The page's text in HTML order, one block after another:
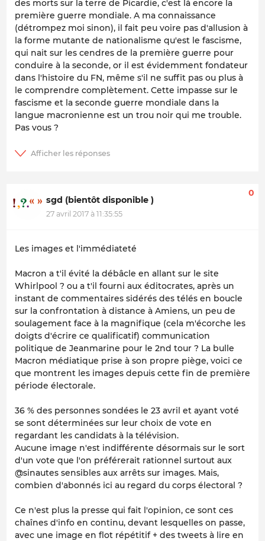
des morts sur la terre de Picardie, c'est là encore la
première guerre mondiale. A ma connaissance
(détrompez moi sinon), il fait peu voire pas d'allusion à
la forme mutante de nationalisme qu'est le fascisme,
qui nait sur les cendres de la première guerre pour
conduire à la seconde, or il est évidemment fondateur
dans l'histoire du FN, même s'il ne suffit pas ou plus à
le comprendre complètement. Cette impasse sur le
fascisme et la seconde guerre mondiale dans la
langue macronienne est un trou noir qui me trouble.
Pas vous ?
sgd (bientôt disponible )
27 avril 2017 à 11:35:55
0
Les images et l'immédiateté
Macron a t'il évité la débâcle en allant sur le site
Whirlpool ? ou a t'il fourni aux éditocrates, après un
instant de commentaires sidérés des télés en boucle
sur la confrontation à distance à Amiens, un peu de
soulagement face à la magnifique (cela m'écorche les
doigts d'écrire ce qualificatif) communication
politique de Jeanmarine pour le 2nd tour ? La bulle
Macron médiatique prise à son propre piège, voici ce
que montrent les images depuis cette fin de première
période électorale.
36 % des personnes sondées le 23 avril et ayant voté
se sont déterminées sur leur choix de vote en
regardant les candidats à la télévision.
Aucune image n'est indifférente désormais sur le sort
d'un vote que l'on préférerait rationnel surtout aux
@sinautes sensibles aux arrêts sur images. Mais,
combien d'abonnés ici au regard du corps électoral ?
Ce n'est plus la presse qui fait l'opinion, ce sont ces
chaînes d'info en continu, devant lesquelles on passe,
avec une image en flot répétitif + des tweets à lire en